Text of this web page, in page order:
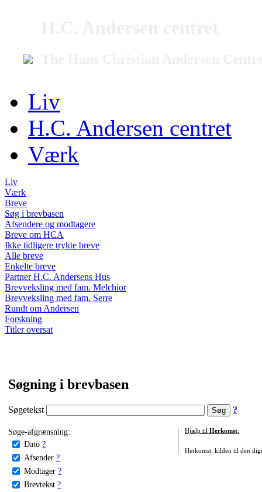
Liv
H.C. Andersen centret
Værk
Liv
Værk
Breve
Søg i brevbasen
Afsendere og modtagere
Breve om HCA
Ikke tidligere trykte breve
Alle breve
Enkelte breve
Partner H.C. Andersens Hus
Brevveksling med fam. Melchior
Brevveksling med fam. Serre
Rundt om Andersen
Forskning
Titler oversat
Søgning i brevbasen
Søgetekst ?
Søge-afgrænsning:
Dato ?
Afsender ?
Modtager ?
Brevtekst ?
Hjælp til Herkomst:
Herkomst: kilden til den